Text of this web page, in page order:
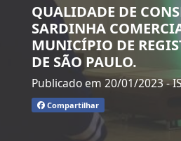
QUALIDADE DE
SARDINHA
MUNICÍPIO DE
DE SÃO PAULO.
Publicado em 20/01/2023-
Compartilhar